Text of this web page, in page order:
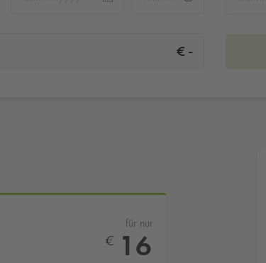
€ -
für nur
€ 16